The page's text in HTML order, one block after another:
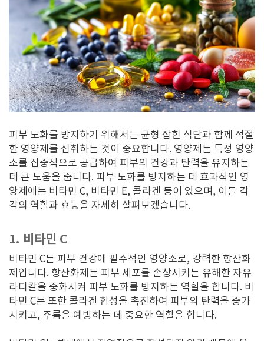
피부 노화를 방지하기 위해서는 균형 잡힌 식단과 함께 적절
한 영양제를 섭취하는 것이 중요합니다. 영양제는 특정 영양
소를 집중적으로 공급하여 피부의 건강과 탄력을 유지하는
데 큰 도움을 줍니다. 피부 노화를 방지하는 데 효과적인 영
양제에는 비타민 C, 비타민 E, 콜라겐 등이 있으며, 이들 각
각의 역할과 효능을 자세히 살펴보겠습니다.
1. 비타민 C
비타민 C는 피부 건강에 필수적인 영양소로, 강력한 항산화
제입니다. 항산화제는 피부 세포를 손상시키는 유해한 자유
라디칼을 중화시켜 피부 노화를 방지하는 역할을 합니다. 비
타민 C는 또한 콜라겐 합성을 촉진하여 피부의 탄력을 증가
시키고, 주름을 예방하는 데 중요한 역할을 합니다.